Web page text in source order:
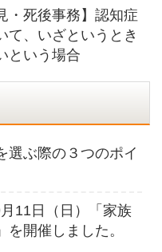
・死後事務】認知症
て、いざというとき
という場合
選ぶ際の３つのポイ
11日（日）「家族
開催しました。